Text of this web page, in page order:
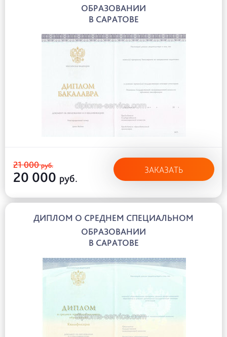
ОБРАЗОВАНИИ
В САРАТОВЕ
21 000руб.
20 000 руб.
ЗАКАЗАТЬ
ДИПЛОМ О СРЕДНЕМ СПЕЦИАЛЬНОМ
ОБРАЗОВАНИИ
В САРАТОВЕ